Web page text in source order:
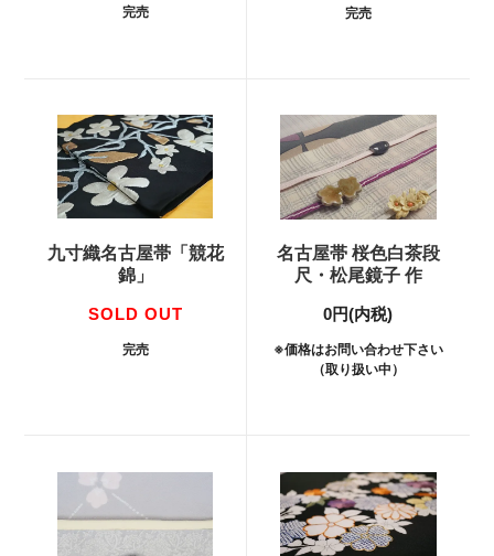
完売 完売
九寸織名古屋帯「競花
錦」
SOLD OUT
完売
名古屋帯 桜色白茶段
尺・松尾鏡子 作
0円(内税)
※価格はお問い合わせ下さい
（取り扱い中）